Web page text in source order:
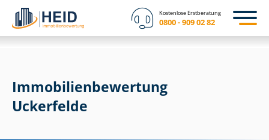
Kostenlose Erstberatung
0800 - 909 02 82
Immobilien­bewertung
Uckerfelde